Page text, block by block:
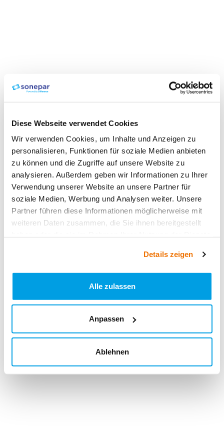
Diese Webseite verwendet Cookies
Wir verwenden Cookies, um Inhalte und Anzeigen zu
personalisieren, Funktionen für soziale Medien anbieten
zu können und die Zugriffe auf unsere Website zu
analysieren. Außerdem geben wir Informationen zu Ihrer
Verwendung unserer Website an unsere Partner für
soziale Medien, Werbung und Analysen weiter. Unsere
Partner führen diese Informationen möglicherweise mit
weiteren Daten zusammen, die Sie ihnen bereitgestellt
Details zeigen
Alle zulassen
Anpassen
Ablehnen